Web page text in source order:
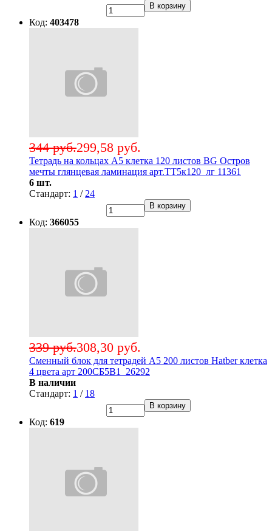
В корзину
Код: 403478
299,58 руб.
344 руб.
Тетрадь на кольцах А5 клетка 120 листов BG Остров
мечты глянцевая ламинация арт.ТТ5к120_лг 11361
6 шт.
Стандарт: 1 / 24
В корзину
Код: 366055
308,30 руб.
339 руб.
Сменный блок для тетрадей А5 200 листов Hatber клетка
4 цвета арт 200СБ5В1_26292
В наличии
Стандарт: 1 / 18
В корзину
Код: 619